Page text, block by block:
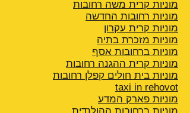
מוניות קרית משה רחובות
מוניות רחובות החדשה
מוניות קרית עקרון
מוניות מזכרת בתיה
מוניות ברחובות אסף
מוניות קרית ההגנה רחובות
מוניות בית חולים קפלן רחובות
taxi in rehovot
מוניות פארק המדע